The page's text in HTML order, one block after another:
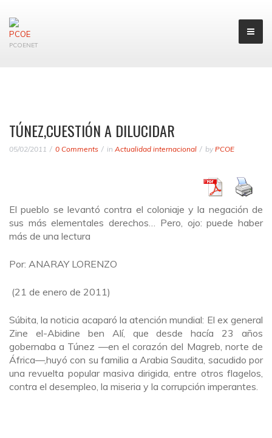
PCOENET
TÚNEZ,CUESTIÓN A DILUCIDAR
05/02/2011 0 Comments in Actualidad internacional by PCOE
El pueblo se levantó contra el coloniaje y la negación de
sus más elementales derechos… Pero, ojo: puede haber
más de una lectura
Por: ANARAY LORENZO
(21 de enero de 2011)
Súbita, la noticia acaparó la atención mundial: El ex general
Zine el-Abidine ben Alí, que desde hacía 23 años
gobernaba a Túnez —en el corazón del Magreb, norte de
África—,huyó con su familia a Arabia Saudita, sacudido por
una revuelta popular masiva dirigida, entre otros flagelos,
contra el desempleo, la miseria y la corrupción imperantes.